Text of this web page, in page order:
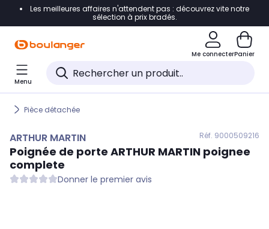
Accéder directement à la navigation
Accéder directement au pied de page
Accéder directement au chatbot
Les meilleures affaires n'attendent pas : découvrez vite notre
sélection à prix bradés.
Me connecterPanier
Menu
Pièce détachée
ARTHUR MARTIN Réf. 9000509216
Poignée de porte ARTHUR MARTIN poignee
complete
Donner le premier avis